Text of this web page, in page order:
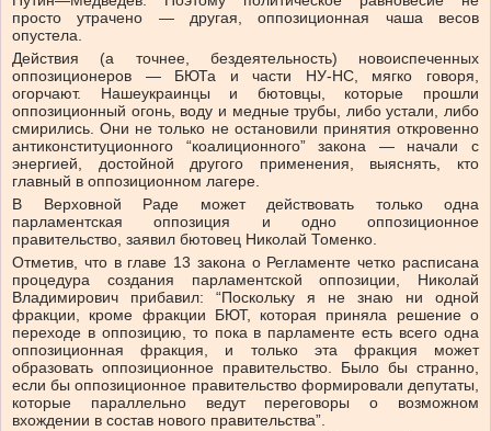
просто утрачено — другая, оппозиционная чаша весов
опустела.
Действия (а точнее, бездеятельность) новоиспеченных
оппозиционеров — БЮТа и части НУ-НС, мягко говоря,
огорчают. Нашеукраинцы и бютовцы, которые прошли
оппозиционный огонь, воду и медные трубы, либо устали, либо
смирились. Они не только не остановили принятия откровенно
антиконституционного “коалиционного” закона — начали с
энергией, достойной другого применения, выяснять, кто
главный в оппозиционном лагере.
В Верховной Раде может действовать только одна
парламентская оппозиция и одно оппозиционное
правительство, заявил бютовец Николай Томенко.
Отметив, что в главе 13 закона о Регламенте четко расписана
процедура создания парламентской оппозиции, Николай
Владимирович прибавил: “Поскольку я не знаю ни одной
фракции, кроме фракции БЮТ, которая приняла решение о
переходе в оппозицию, то пока в парламенте есть всего одна
оппозиционная фракция, и только эта фракция может
образовать оппозиционное правительство. Было бы странно,
если бы оппозиционное правительство формировали депутаты,
которые параллельно ведут переговоры о возможном
вхождении в состав нового правительства”.